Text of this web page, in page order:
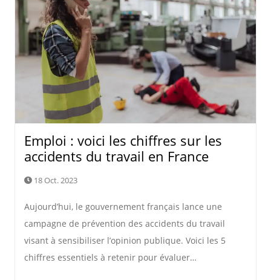
Emploi : voici les chiffres sur les
accidents du travail en France
18 Oct. 2023
Aujourd’hui, le gouvernement français lance une
campagne de prévention des accidents du travail
visant à sensibiliser l’opinion publique. Voici les 5
chiffres essentiels à retenir pour évaluer…